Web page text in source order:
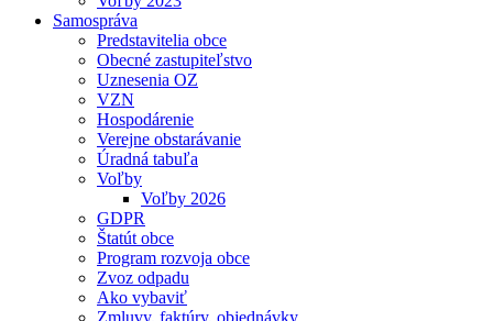
Samospráva
Predstavitelia obce
Obecné zastupiteľstvo
Uznesenia OZ
VZN
Hospodárenie
Verejne obstarávanie
Úradná tabuľa
Voľby
Voľby 2026
GDPR
Štatút obce
Program rozvoja obce
Zvoz odpadu
Ako vybaviť
Zmluvy, faktúry, objednávky